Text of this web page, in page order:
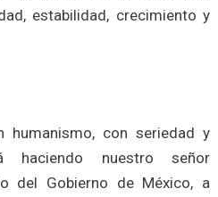
estabilidad, crecimiento y
humanismo, con seriedad y
haciendo nuestro señor
del Gobierno de México, a